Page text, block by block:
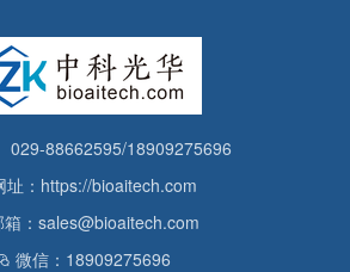
029-88662595/18909275696
址：https://bioaitech.com
箱：sales@bioaitech.com
微信：18909275696